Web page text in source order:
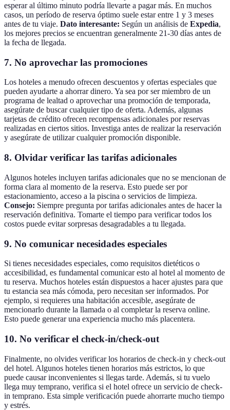
esperar al último minuto podría llevarte a pagar más. En muchos
casos, un período de reserva óptimo suele estar entre 1 y 3 meses
antes de tu viaje. Dato interesante: Según un análisis de Expedia,
los mejores precios se encuentran generalmente 21-30 días antes de
la fecha de llegada.
7. No aprovechar las promociones
Los hoteles a menudo ofrecen descuentos y ofertas especiales que
pueden ayudarte a ahorrar dinero. Ya sea por ser miembro de un
programa de lealtad o aprovechar una promoción de temporada,
asegúrate de buscar cualquier tipo de oferta. Además, algunas
tarjetas de crédito ofrecen recompensas adicionales por reservas
realizadas en ciertos sitios. Investiga antes de realizar la reservación
y asegúrate de utilizar cualquier promoción disponible.
8. Olvidar verificar las tarifas adicionales
Algunos hoteles incluyen tarifas adicionales que no se mencionan de
forma clara al momento de la reserva. Esto puede ser por
estacionamiento, acceso a la piscina o servicios de limpieza.
Consejo: Siempre pregunta por tarifas adicionales antes de hacer la
reservación definitiva. Tomarte el tiempo para verificar todos los
costos puede evitar sorpresas desagradables a tu llegada.
9. No comunicar necesidades especiales
Si tienes necesidades especiales, como requisitos dietéticos o
accesibilidad, es fundamental comunicar esto al hotel al momento de
tu reserva. Muchos hoteles están dispuestos a hacer ajustes para que
tu estancia sea más cómoda, pero necesitan ser informados. Por
ejemplo, si requieres una habitación accesible, asegúrate de
mencionarlo durante la llamada o al completar la reserva online.
Esto puede generar una experiencia mucho más placentera.
10. No verificar el check-in/check-out
Finalmente, no olvides verificar los horarios de check-in y check-out
del hotel. Algunos hoteles tienen horarios más estrictos, lo que
puede causar inconvenientes si llegas tarde. Además, si tu vuelo
llega muy temprano, verifica si el hotel ofrece un servicio de check-
in temprano. Esta simple verificación puede ahorrarte mucho tiempo
y estrés.